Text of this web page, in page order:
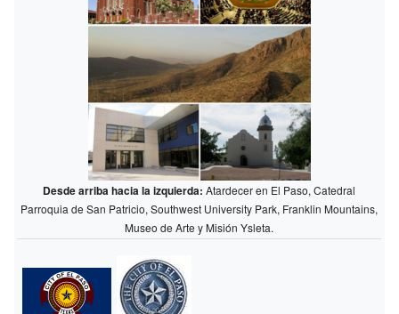
Desde arriba hacia la izquierda: Atardecer en El Paso, Catedral
Parroquia de San Patricio, Southwest University Park, Franklin Mountains,
Museo de Arte y Misión Ysleta.